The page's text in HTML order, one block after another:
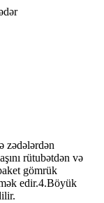
zədələrdən
rütubətdən və
gömrük
edir.4.Böyük